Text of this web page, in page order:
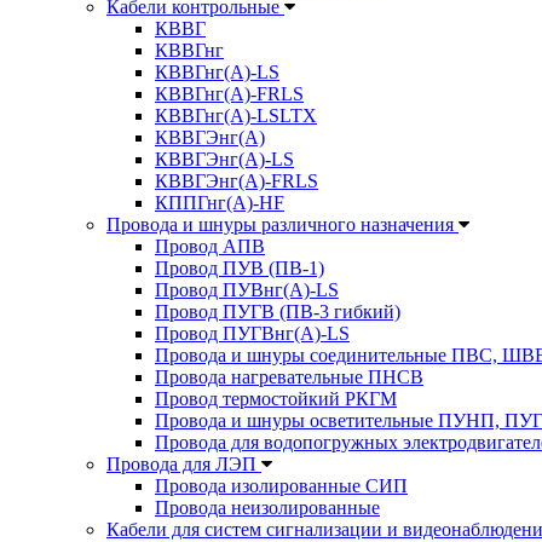
Кабели контрольные
КВВГ
КВВГнг
КВВГнг(А)-LS
КВВГнг(А)-FRLS
КВВГнг(А)-LSLTX
КВВГЭнг(А)
КВВГЭнг(А)-LS
КВВГЭнг(А)-FRLS
КППГнг(А)-HF
Провода и шнуры различного назначения
Провод АПВ
Провод ПУВ (ПВ-1)
Провод ПУВнг(А)-LS
Провод ПУГВ (ПВ-3 гибкий)
Провод ПУГВнг(А)-LS
Провода и шнуры соединительные ПВС,
Провода нагревательные ПНСВ
Провод термостойкий РКГМ
Провода и шнуры осветительные ПУНП,
Провода для водопогружных
Провода для ЛЭП
Провода изолированные СИП
Провода неизолированные
Кабели для систем сигнализации и